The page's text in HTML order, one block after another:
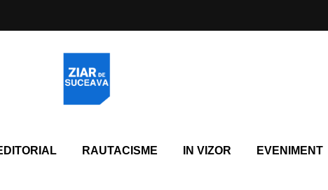
RAUTACISME IN VIZOR EVENIMENT